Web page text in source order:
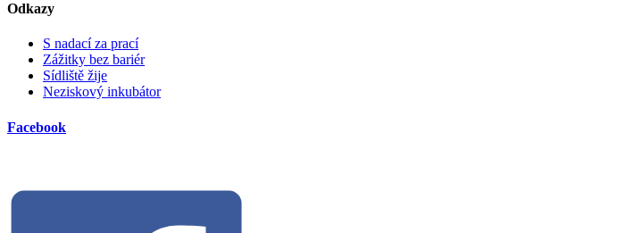
Odkazy
S nadací za prací
Zážitky bez bariér
Sídliště žije
Neziskový inkubátor
Facebook